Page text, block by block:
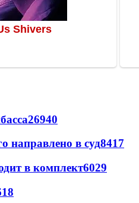
26940
направлено в суд8417
в комплект6029